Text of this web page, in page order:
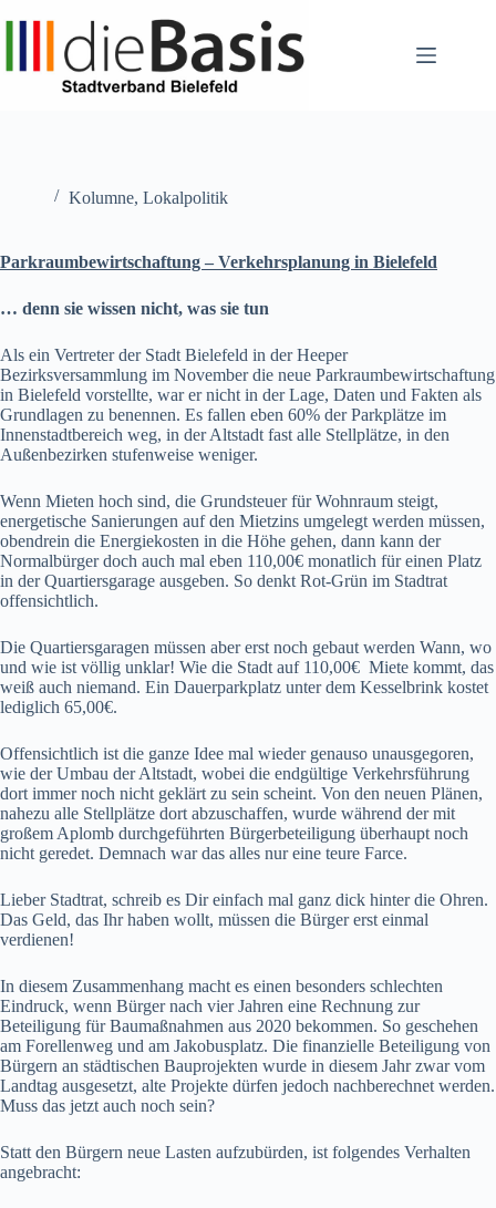
Kolumne, Lokalpolitik
Parkraumbewirtschaftung – Verkehrsplanung in Bielefeld
… denn sie wissen nicht, was sie tun
Als ein Vertreter der Stadt Bielefeld in der Heeper
Bezirksversammlung im November die neue Parkraumbewirtschaftung
in Bielefeld vorstellte, war er nicht in der Lage, Daten und Fakten als
Grundlagen zu benennen. Es fallen eben 60% der Parkplätze im
Innenstadtbereich weg, in der Altstadt fast alle Stellplätze, in den
Außenbezirken stufenweise weniger.
Wenn Mieten hoch sind, die Grundsteuer für Wohnraum steigt,
energetische Sanierungen auf den Mietzins umgelegt werden müssen,
obendrein die Energiekosten in die Höhe gehen, dann kann der
Normalbürger doch auch mal eben 110,00€ monatlich für einen Platz
in der Quartiersgarage ausgeben. So denkt Rot-Grün im Stadtrat
offensichtlich.
Die Quartiersgaragen müssen aber erst noch gebaut werden Wann, wo
und wie ist völlig unklar! Wie die Stadt auf 110,00€ Miete kommt, das
weiß auch niemand. Ein Dauerparkplatz unter dem Kesselbrink kostet
lediglich 65,00€.
Offensichtlich ist die ganze Idee mal wieder genauso unausgegoren,
wie der Umbau der Altstadt, wobei die endgültige Verkehrsführung
dort immer noch nicht geklärt zu sein scheint. Von den neuen Plänen,
nahezu alle Stellplätze dort abzuschaffen, wurde während der mit
großem Aplomb durchgeführten Bürgerbeteiligung überhaupt noch
nicht geredet. Demnach war das alles nur eine teure Farce.
Lieber Stadtrat, schreib es Dir einfach mal ganz dick hinter die Ohren.
Das Geld, das Ihr haben wollt, müssen die Bürger erst einmal
verdienen!
In diesem Zusammenhang macht es einen besonders schlechten
Eindruck, wenn Bürger nach vier Jahren eine Rechnung zur
Beteiligung für Baumaßnahmen aus 2020 bekommen. So geschehen
am Forellenweg und am Jakobusplatz. Die finanzielle Beteiligung von
Bürgern an städtischen Bauprojekten wurde in diesem Jahr zwar vom
Landtag ausgesetzt, alte Projekte dürfen jedoch nachberechnet werden.
Muss das jetzt auch noch sein?
Statt den Bürgern neue Lasten aufzubürden, ist folgendes Verhalten
angebracht: